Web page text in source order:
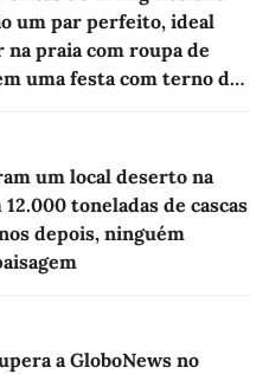
um par perfeito, ideal
na praia com roupa de
uma festa com terno de
um local deserto na
12.000 toneladas de cascas
depois, ninguém
a GloboNews no